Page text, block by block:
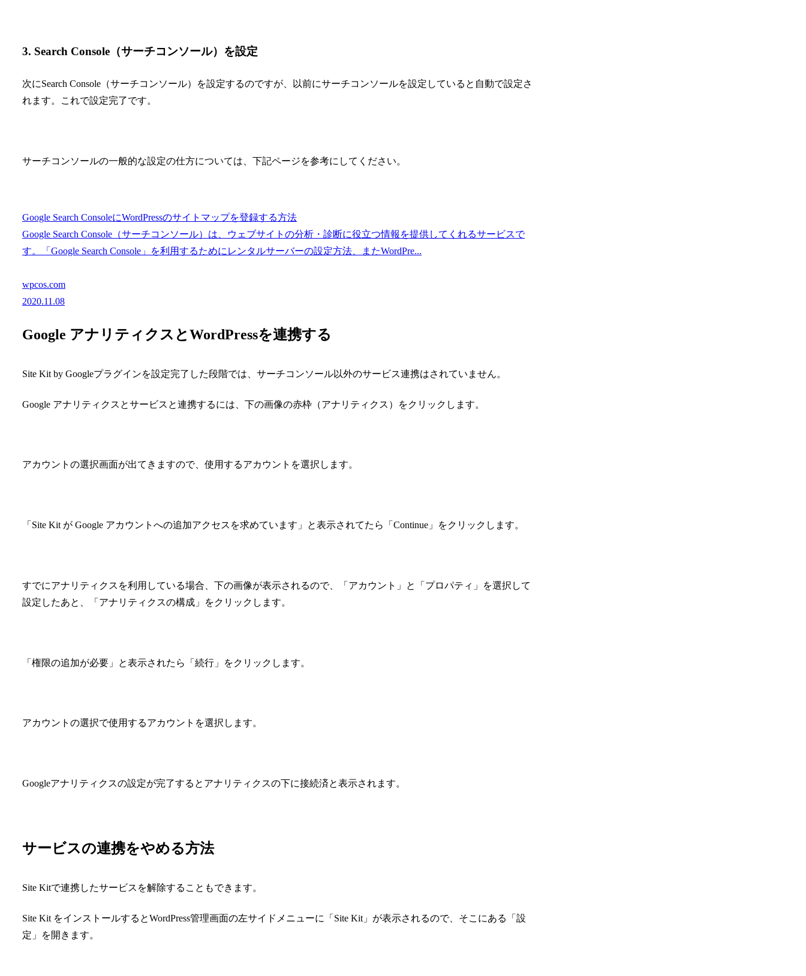
3. Search Console（サーチコンソール）を設定
次にSearch Console（サーチコンソール）を設定するのですが、以前にサーチコンソールを設定していると自動で設定さ
れます。これで設定完了です。
サーチコンソールの一般的な設定の仕方については、下記ページを参考にしてください。
Google Search ConsoleにWordPressのサイトマップを登録する方法
Google Search Console（サーチコンソール）は、ウェブサイトの分析・診断に役立つ情報を提供してくれるサービスで
す。「Google Search Console」を利用するためにレンタルサーバーの設定方法、またWordPre...
wpcos.com
2020.11.08
Google アナリティクスとWordPressを連携する
Site Kit by Googleプラグインを設定完了した段階では、サーチコンソール以外のサービス連携はされていません。
Google アナリティクスとサービスと連携するには、下の画像の赤枠（アナリティクス）をクリックします。
アカウントの選択画面が出てきますので、使用するアカウントを選択します。
「Site Kit が Google アカウントへの追加アクセスを求めています」と表示されてたら「Continue」をクリックします。
すでにアナリティクスを利用している場合、下の画像が表示されるので、「アカウント」と「プロパティ」を選択して
設定したあと、「アナリティクスの構成」をクリックします。
「権限の追加が必要」と表示されたら「続行」をクリックします。
アカウントの選択で使用するアカウントを選択します。
Googleアナリティクスの設定が完了するとアナリティクスの下に接続済と表示されます。
サービスの連携をやめる方法
Site Kitで連携したサービスを解除することもできます。
Site Kit をインストールするとWordPress管理画面の左サイドメニューに「Site Kit」が表示されるので、そこにある「設
定」を開きます。